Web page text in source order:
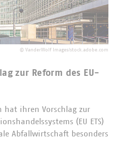
© VanderWolf Images/stock.adobe.com
zur Reform des EU-
hat ihren Vorschlag zur
(EU ETS)
Abfallwirtschaft besonders